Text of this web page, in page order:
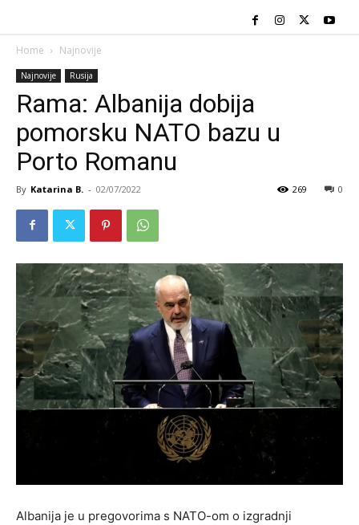
Home Najnovije
Najnovije Rusija
Rama: Albanija dobija
pomorsku NATO bazu u
Porto Romanu
By Katarina B. - 02/07/2022 0
269
Albanija je u pregovorima s NATO-om o izgradnji